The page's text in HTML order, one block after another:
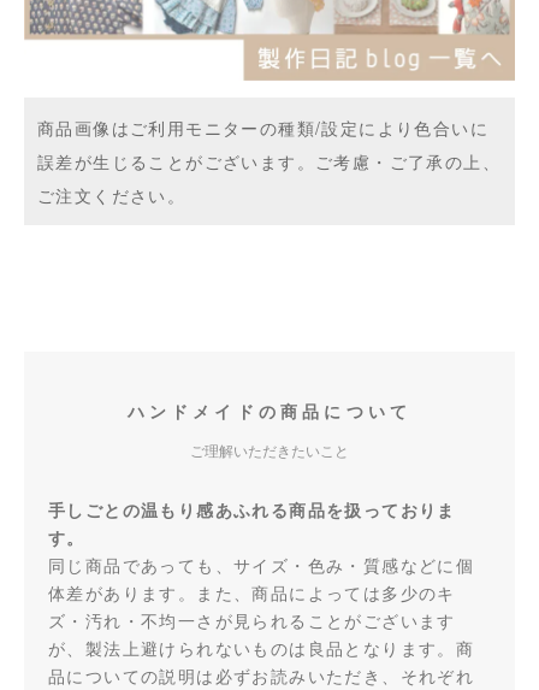
商品画像はご利用モニターの種類/設定により色合いに
誤差が生じることがございます。ご考慮・ご了承の上、
ご注文ください。
ハンドメイドの商品について
ご理解いただきたいこと
手しごとの温もり感あふれる商品を扱っておりま
す。
同じ商品であっても、サイズ・色み・質感などに個
体差があります。また、商品によっては多少のキ
ズ・汚れ・不均一さが見られることがございます
が、製法上避けられないものは良品となります。商
品についての説明は必ずお読みいただき、それぞれ